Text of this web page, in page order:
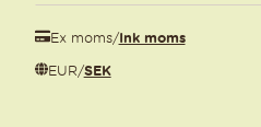
Ex moms/Ink moms
EUR/SEK